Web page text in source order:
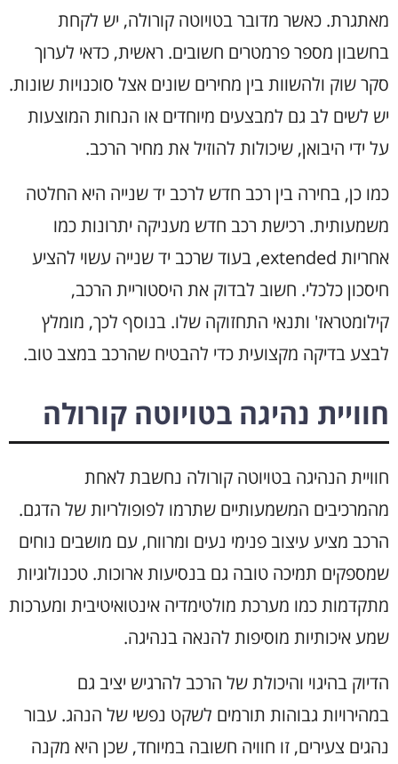
מאתגרת. כאשר מדובר בטויוטה קורולה, יש לקחת
בחשבון מספר פרמטרים חשובים. ראשית, כדאי לערוך
סקר שוק ולהשוות בין מחירים שונים אצל סוכנויות שונות.
יש לשים לב גם למבצעים מיוחדים או הנחות המוצעות
על ידי היבואן, שיכולות להוזיל את מחיר הרכב.
כמו כן, בחירה בין רכב חדש לרכב יד שנייה היא החלטה
משמעותית. רכישת רכב חדש מעניקה יתרונות כמו
אחריות extended, בעוד שרכב יד שנייה עשוי להציע
חיסכון כלכלי. חשוב לבדוק את היסטוריית הרכב,
קילומטראז' ותנאי התחזוקה שלו. בנוסף לכך, מומלץ
לבצע בדיקה מקצועית כדי להבטיח שהרכב במצב טוב.
חוויית נהיגה בטויוטה קורולה
חוויית הנהיגה בטויוטה קורולה נחשבת לאחת
מהמרכיבים המשמעותיים שתרמו לפופולריות של הדגם.
הרכב מציע עיצוב פנימי נעים ומרווח, עם מושבים נוחים
שמספקים תמיכה טובה גם בנסיעות ארוכות. טכנולוגיות
מתקדמות כמו מערכת מולטימדיה אינטואיטיבית ומערכות
שמע איכותיות מוסיפות להנאה בנהיגה.
הדיוק בהיגוי והיכולת של הרכב להרגיש יציב גם
במהירויות גבוהות תורמים לשקט נפשי של הנהג. עבור
נהגים צעירים, זו חוויה חשובה במיוחד, שכן היא מקנה